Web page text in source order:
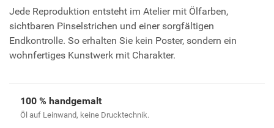
Jede Reproduktion entsteht im Atelier mit Ölfarben,
sichtbaren Pinselstrichen und einer sorgfältigen
Endkontrolle. So erhalten Sie kein Poster, sondern ein
wohnfertiges Kunstwerk mit Charakter.
100 % handgemalt
Öl auf Leinwand, keine Drucktechnik.